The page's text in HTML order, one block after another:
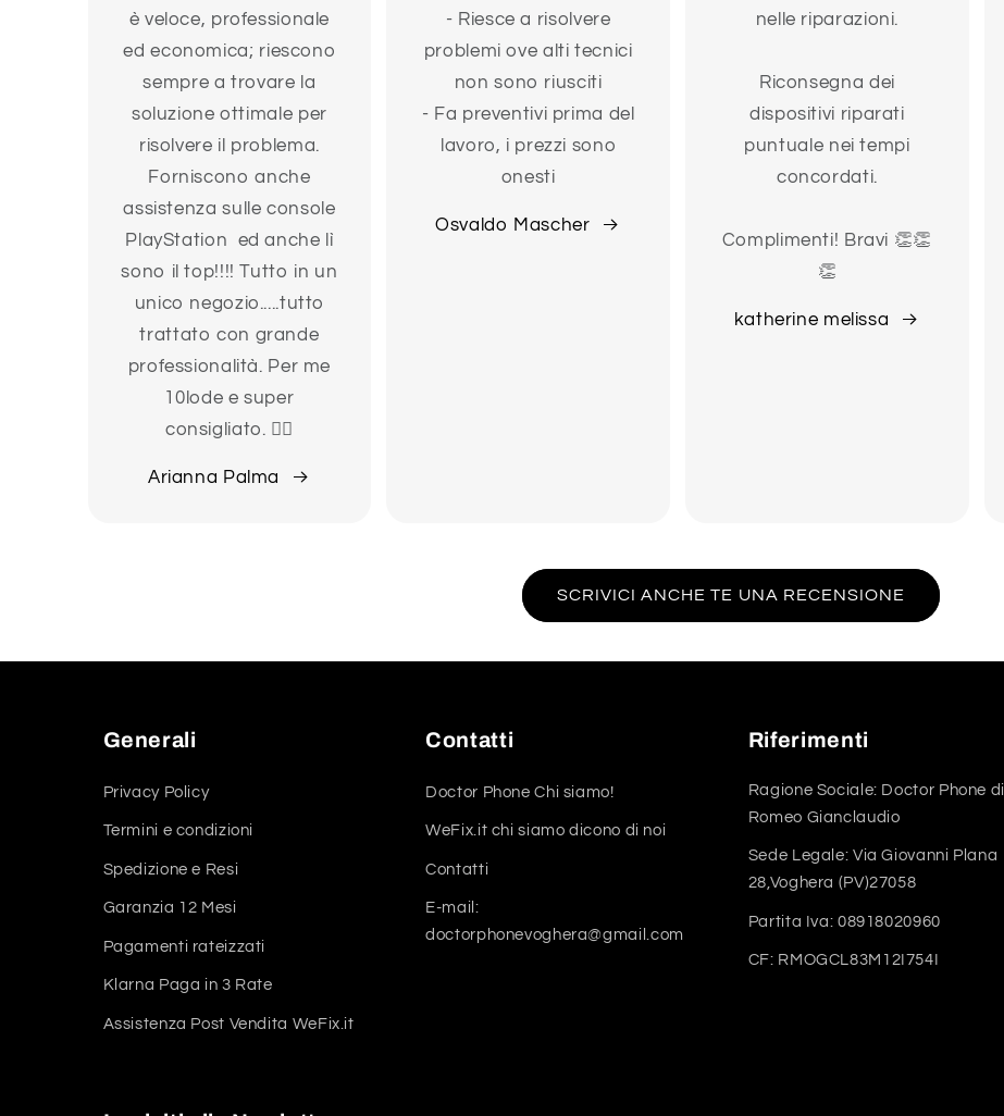
è veloce, professionale
ed economica; riescono
sempre a trovare la
soluzione ottimale per
risolvere il problema.
Forniscono anche
assistenza sulle console
PlayStation ed anche lì
sono il top!!!! Tutto in un
unico negozio.....tutto
trattato con grande
professionalità. Per me
10lode e super
consigliato. 👍🏻
Arianna Palma
- Riesce a risolvere
problemi ove alti tecnici
non sono riusciti
- Fa preventivi prima del
lavoro, i prezzi sono
onesti
Osvaldo Mascher
nelle riparazioni.
Riconsegna dei
dispositivi riparati
puntuale nei tempi
concordati.
Complimenti! Bravi 👏👏
👏
katherine melissa
SCRIVICI ANCHE TE UNA RECENSIONE
Generali
Privacy Policy
Termini e condizioni
Spedizione e Resi
Garanzia 12 Mesi
Pagamenti rateizzati
Klarna Paga in 3 Rate
Assistenza Post Vendita WeFix.it
Contatti
Doctor Phone Chi siamo!
WeFix.it chi siamo dicono di noi
Contatti
E-mail:
doctorphonevoghera@gmail.com
Riferimenti
Ragione Sociale: Doctor Phone di
Romeo Gianclaudio
Sede Legale: Via Giovanni Plana
28,Voghera (PV)27058
Partita Iva: 08918020960
CF: RMOGCL83M12I754I